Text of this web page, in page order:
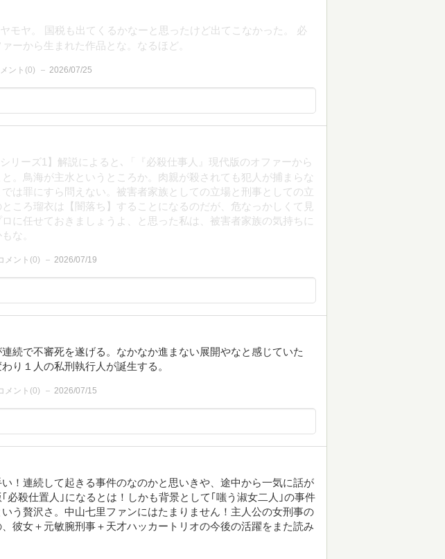
モヤ。 国税も出てくるかなーと思ったけど出てこなかった。 必
ーから生まれた作品とな。なるほど。
ント(0) 2026/07/25
シリーズ1】解説によると､「『必殺仕事人』現代版のオファーから
。鳥海が主水というところか。肉親が殺されても犯人が捕まらな
は罪にすら問えない。被害者家族としての立場と刑事としての立
ころ瑠衣は【闇落ち】することになるのだが、危なっかしくて見
に任せておきましょうよ、と思った私は、被害者家族の気持ちに
な。
メント(0) 2026/07/19
続で不審死を遂げる。なかなか進まない展開やなと感じていた
り１人の私刑執行人が誕生する。
メント(0) 2026/07/15
！連続して起きる事件のなのかと思いきや、途中から一気に話が
必殺仕置人｣になるとは！しかも背景として｢嗤う淑女二人｣の事件
う贅沢さ。中山七里ファンにはたまりません！主人公の女刑事の
彼女＋元敏腕刑事＋天才ハッカートリオの今後の活躍をまた読み